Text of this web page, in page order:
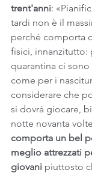
trent'anni:
tardi non è il
perché comporta
fisici, innanzitutto:
quarantina ci
come per i
considerare che
si dovrà giocare,
notte novanta
comporta un bel
meglio attrezzati
giovani piuttosto